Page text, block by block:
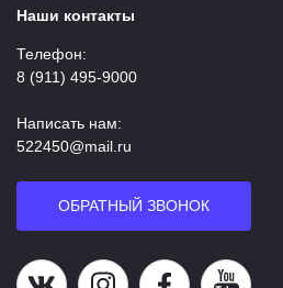
Наши контакты
Телефон:
8 (911) 495-9000
Написать нам:
522450@mail.ru
ОБРАТНЫЙ ЗВОНОК